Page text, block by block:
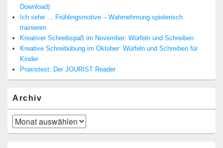
Download)
Ich sehe … Frühlingsmotive – Wahrnehmung spielerisch
trainieren
Kreativer Schreibspaß im November: Würfeln und Schreiben
Kreative Schreibübung im Oktober: Würfeln und Schreiben für
Kinder
Praxistest: Der JOURIST Reader
Archiv
Archiv